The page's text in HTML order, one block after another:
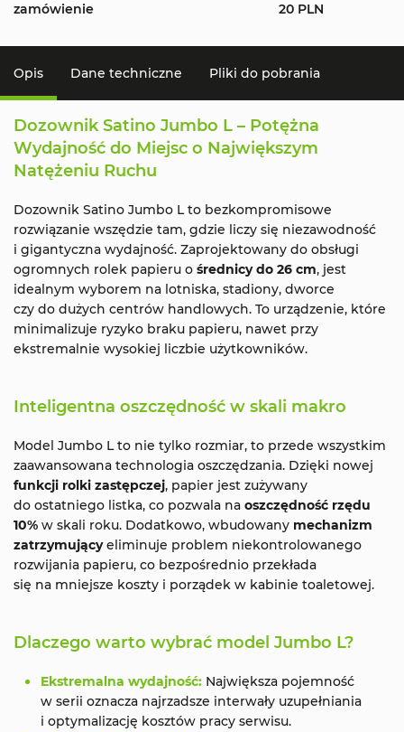
zamówienie
20 PLN
Opis Dane techniczne Pliki do pobrania
Dozownik Satino Jumbo L – Potężna
Wydajność do Miejsc o Największym
Natężeniu Ruchu
Dozownik Satino Jumbo L to bezkompromisowe
rozwiązanie wszędzie tam, gdzie liczy się niezawodność
i gigantyczna wydajność. Zaprojektowany do obsługi
ogromnych rolek papieru o średnicy do 26 cm, jest
idealnym wyborem na lotniska, stadiony, dworce
czy do dużych centrów handlowych. To urządzenie, które
minimalizuje ryzyko braku papieru, nawet przy
ekstremalnie wysokiej liczbie użytkowników.
Inteligentna oszczędność w skali makro
Model Jumbo L to nie tylko rozmiar, to przede wszystkim
zaawansowana technologia oszczędzania. Dzięki nowej
funkcji rolki zastępczej, papier jest zużywany
do ostatniego listka, co pozwala na oszczędność rzędu
10% w skali roku. Dodatkowo, wbudowany mechanizm
zatrzymującyeliminuje problem niekontrolowanego
rozwijania papieru, co bezpośrednio przekłada
się na mniejsze koszty i porządek w kabinie toaletowej.
Dlaczego warto wybrać model Jumbo L?
Ekstremalna wydajność: Największa pojemność
w serii oznacza najrzadsze interwały uzupełniania
i optymalizację kosztów pracy serwisu.